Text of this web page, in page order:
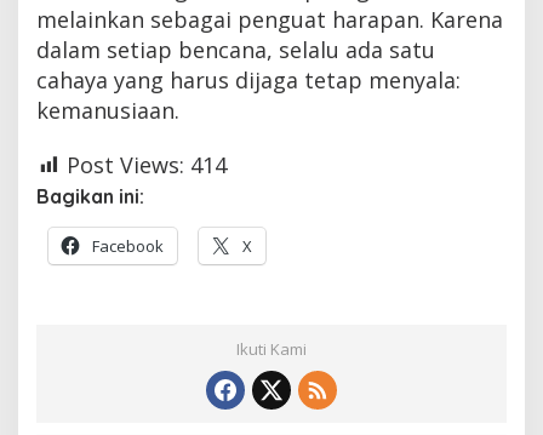
melainkan sebagai penguat harapan. Karena
dalam setiap bencana, selalu ada satu
cahaya yang harus dijaga tetap menyala:
kemanusiaan.
Post Views: 414
Bagikan ini:
Facebook X
Ikuti Kami